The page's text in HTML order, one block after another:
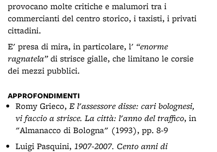
provocano molte critiche e malumori tra i
commercianti del centro storico, i taxisti, i privati
cittadini.
E' presa di mira, in particolare, l' “enorme
ragnatela”di strisce gialle, che limitano le corsie
dei mezzi pubblici.
APPROFONDIMENTI
Romy Grieco, E l'assessore disse: cari bolognesi,
vi faccio a strisce. La città: l'anno del traffico, in
"Almanacco di Bologna" (1993), pp. 8-9
Luigi Pasquini, 1907-2007. Cento anni di